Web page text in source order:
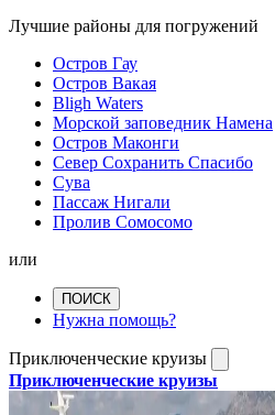
Лучшие районы для погружений
Остров Гау
Остров Вакая
Bligh Waters
Морской заповедник Намена
Остров Маконги
Север Сохранить Спасибо
Сува
Пассаж Нигали
Пролив Сомосомо
или
ПОИСК
Нужна помощь?
Приключенческие круизы
Приключенческие круизы